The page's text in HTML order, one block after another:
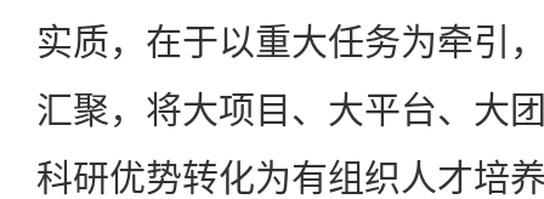
实质，在于以重大任务为牵引
汇聚，将大项目、大平台、大
科研优势转化为有组织人才培